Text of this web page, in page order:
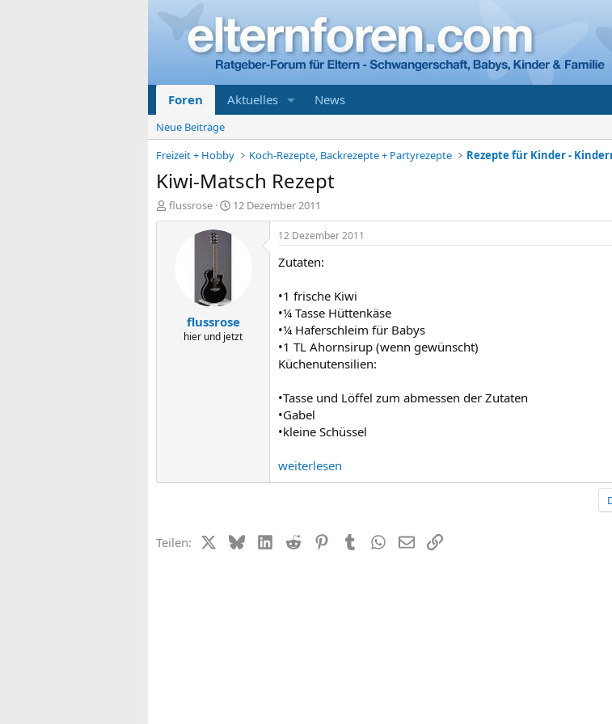
Foren Aktuelles News
Neue Beiträge
Freizeit + Hobby
Koch-Rezepte, Backrezepte + Partyrezepte Rezepte für Kinder -
Kiwi-Matsch Rezept
E
r
flussrose
E
r
a
m
12 Dezember 2011
flussrose
hier und jetzt
12 Dezember 2011
Zutaten:
•1 frische Kiwi
•¼ Tasse Hüttenkäse
•¼ Haferschleim für Babys
•1 TL Ahornsirup (wenn gewünscht)
Küchenutensilien:
•Tasse und Löffel zum abmessen der Zutaten
•Gabel
•kleine Schüssel
weiterlesen
Teilen: X (Twitter)
BlueskyLinkedIn
Reddit PinterestTumblrWhatsApp
E-MailLink